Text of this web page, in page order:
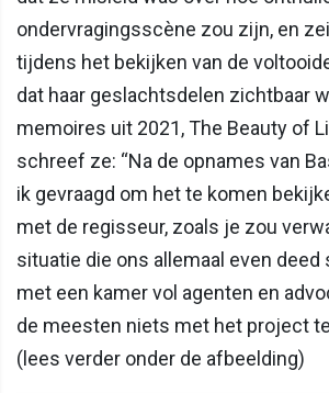
ondervragingsscène zou zijn, en
tijdens het bekijken van de
dat haar geslachtsdelen zichtbaar
memoires uit 2021, The Beauty of
schreef ze: “Na de opnames van
ik gevraagd om het te komen
met de regisseur, zoals je zou
situatie die ons allemaal even deed
met een kamer vol agenten en
de meesten niets met het project
(lees verder onder de afbeelding)